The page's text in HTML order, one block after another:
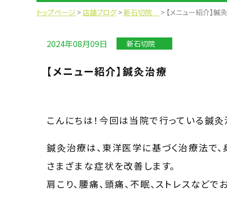
トップページ >店舗ブログ>新石切院 > 【メニュー紹介】鍼
2024年08月09日 新石切院
【メニュー紹介】鍼灸治療
こんにちは！今回は当院で行っている鍼
鍼灸治療は、東洋医学に基づく治療法で
さまざまな症状を改善します。
肩こり、腰痛、頭痛、不眠、ストレスなど